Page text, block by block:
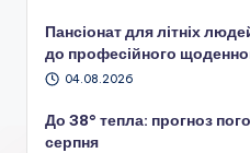
Пансіонат для літніх
до професійного
04.08.2026
До 38° тепла: прогноз
серпня